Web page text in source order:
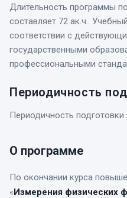
Длительность программы
составляет 72 ак.ч..
соответствии с
государственными
профессиональными
Периодичность
Периодичность
О программе
По окончании курса
«Измерения физических